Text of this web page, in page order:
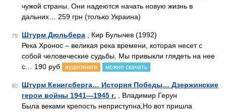
чужой страны. Они надеются начать новую жизнь в
дальних… 259 грн (только Украина)
79 Штурм Дюльбера , Кир Булычев (1992)
Река Хронос – великая река времени, которая несет с
собой человеческие судьбы. Мы привыкли глядеть на нее
с… 190 руб
аудиокнига можно скачать
80
Штурм Кенигсберга… История Победы… Дзержинские
герои войны 1941—1945 г. , Владимир Герун
Была веками крепость неприступна,Но вот пришла